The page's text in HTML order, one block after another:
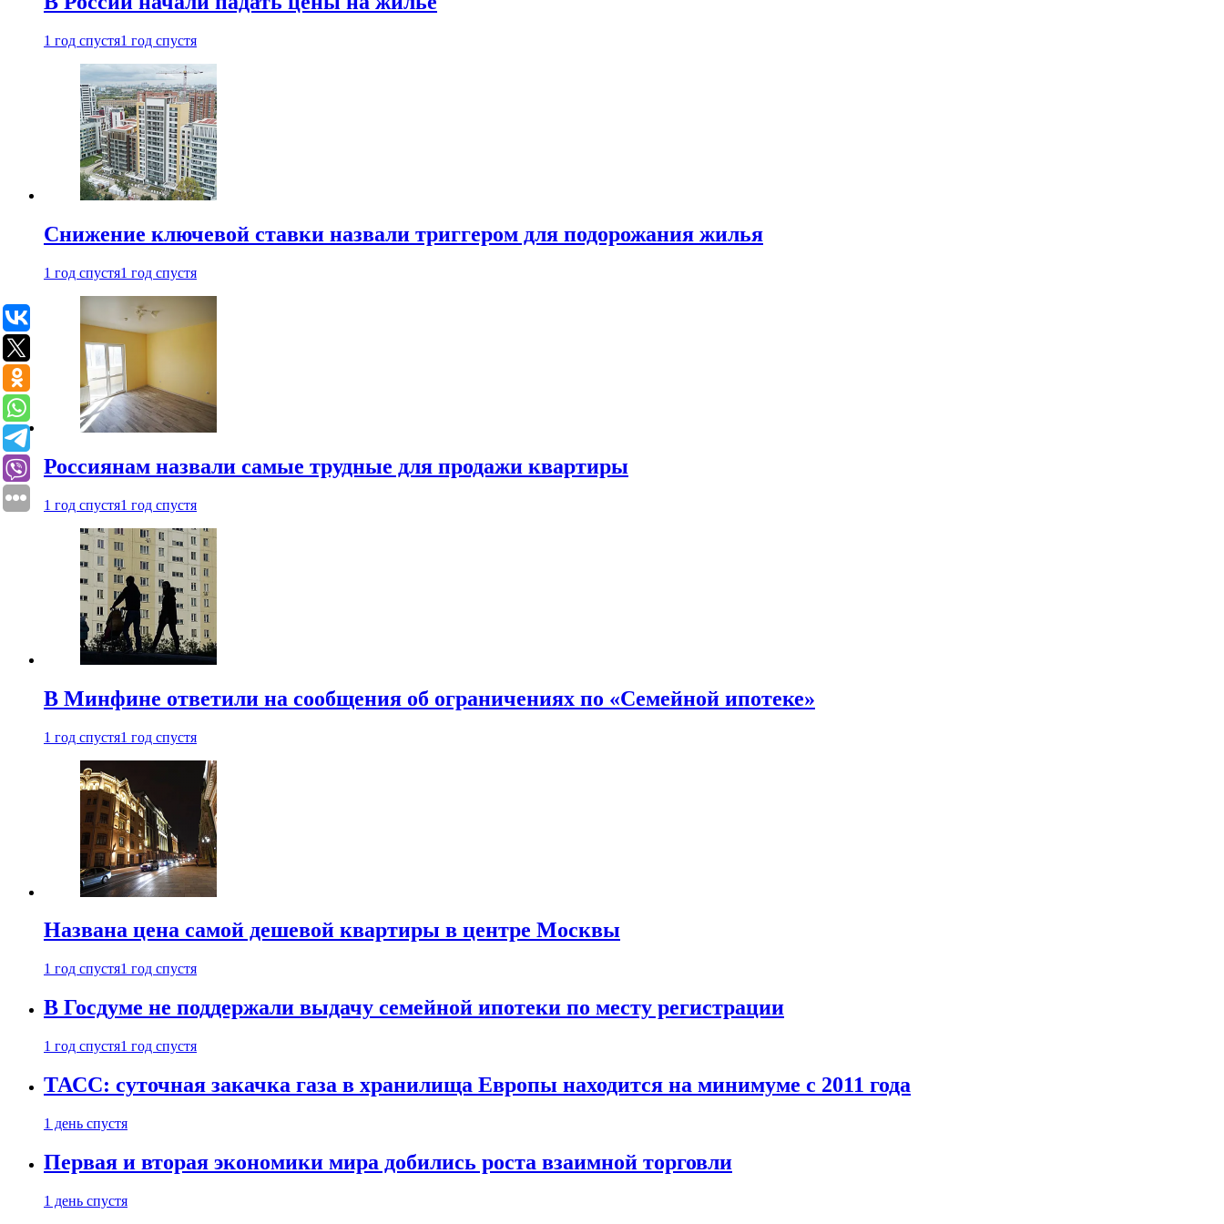
1 год спустя1 год спустя
Снижение ключевой ставки назвали триггером для подорожания жилья
1 год спустя1 год спустя
Россиянам назвали самые трудные для продажи квартиры
1 год спустя1 год спустя
В Минфине ответили на сообщения об ограничениях по «Семейной ипотеке»
1 год спустя1 год спустя
Названа цена самой дешевой квартиры в центре Москвы
1 год спустя1 год спустя
В Госдуме не поддержали выдачу семейной ипотеки по месту регистрации
1 год спустя1 год спустя
ТАСС: суточная закачка газа в хранилища Европы находится на минимуме с 2011 года
1 день спустя
Первая и вторая экономики мира добились роста взаимной торговли
1 день спустя